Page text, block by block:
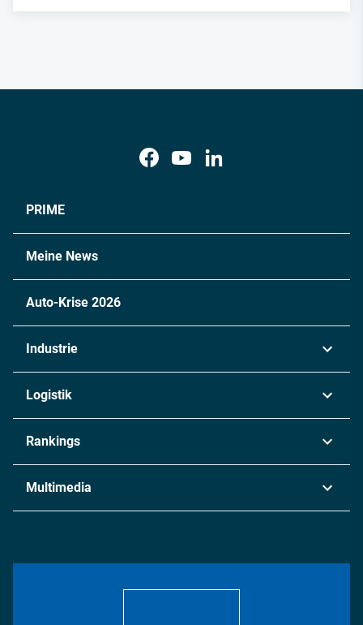
PRIME
Meine News
Auto-Krise 2026
Industrie
Chemie
Metall
Energie
Logistik
Rankings
Multimedia